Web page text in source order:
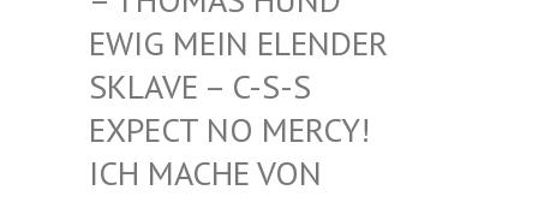
WIG MEIN ELENDER S
KLAVE – C-S-S E
XPECT NO MERCY! I
CH MACHE VON A